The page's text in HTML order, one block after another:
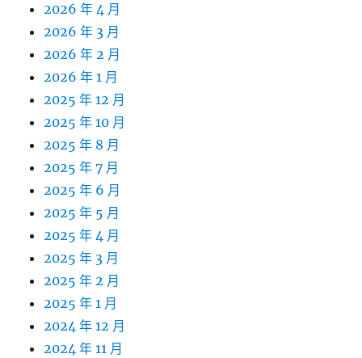
2026 年 4 月
2026 年 3 月
2026 年 2 月
2026 年 1 月
2025 年 12 月
2025 年 10 月
2025 年 8 月
2025 年 7 月
2025 年 6 月
2025 年 5 月
2025 年 4 月
2025 年 3 月
2025 年 2 月
2025 年 1 月
2024 年 12 月
2024 年 11 月